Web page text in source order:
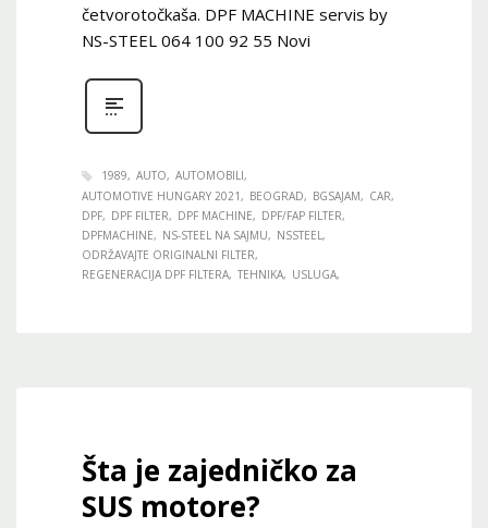
četvorotočkaša. DPF MACHINE servis by
NS-STEEL 064 100 92 55 Novi
1989 AUTO
AUTOMOBILI
AUTOMOTIVE HUNGARY 2021
BEOGRAD BGSAJAM
CAR
DPF
DPF FILTER DPF MACHINE
DPF/FAP FILTER
DPFMACHINE
NS-STEEL NA SAJMU
NSSTEEL
ODRŽAVAJTE ORIGINALNI FILTER
REGENERACIJA DPF FILTERA TEHNIKA USLUGA
Šta je zajedničko za
SUS motore?